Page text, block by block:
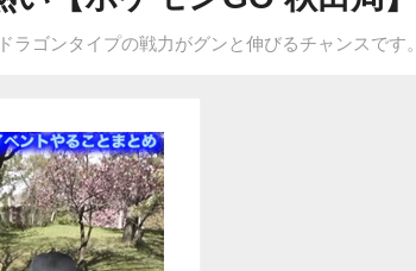
ゴンタイプの戦力がグンと伸びるチャンスです。